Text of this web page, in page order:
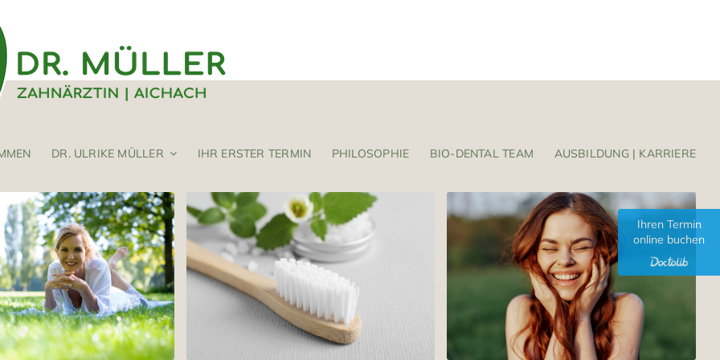
Ihren Termin
online buchen
DR. ULRIKE MÜLLER IHR ERSTER TERMIN PHILOSOPHIE BIO-DENTAL TEAM AUSBILDUNG | KARRIERE